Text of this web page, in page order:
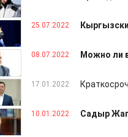
25.07.2022
08.07.2022 Можно ли
17.01.2022
10.01.2022 Садыр